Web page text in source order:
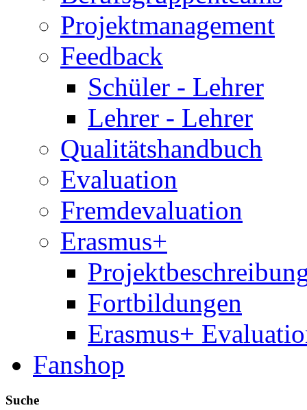
Projektmanagement
Feedback
Schüler - Lehrer
Lehrer - Lehrer
Qualitätshandbuch
Evaluation
Fremdevaluation
Erasmus+
Fortbildungen
Erasmus+
Fanshop
Suche